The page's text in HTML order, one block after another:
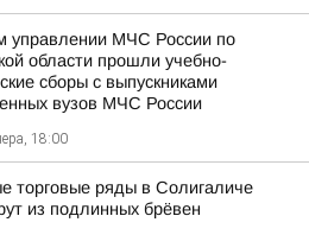
управлении МЧС России по
области прошли учебно-
сборы с выпускниками
вузов МЧС России
18:00
торговые ряды в Солигаличе
из подлинных брёвен